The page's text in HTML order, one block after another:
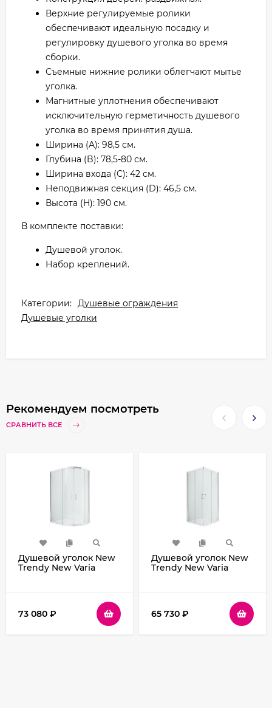
Верхние регулируемые ролики
обеспечивают идеальную посадку и
регулировку душевого уголка во время
сборки.
Съемные нижние ролики облегчают мытье
уголка.
Магнитные уплотнения обеспечивают
исключительную герметичность душевого
уголка во время принятия душа.
Ширина (A): 98,5 см.
Глубина (B): 78,5-80 см.
Ширина входа (C): 42 см.
Неподвижная секция (D): 46,5 см.
Высота (H): 190 см.
В комплекте поставки:
Душевой уголок.
Набор креплений.
Категории: Душевые ограждения
Душевые уголки
Рекомендуем посмотреть
СРАВНИТЬ ВСЕ
Душевой уголок New
Trendy New Varia
73 080 ₽
Душевой уголок New
Trendy New Varia
65 730 ₽